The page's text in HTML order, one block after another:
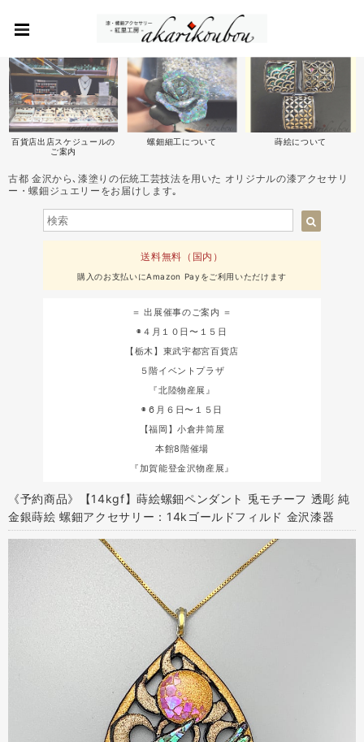
百貨店出店スケジュールの
ご案内
螺鈿細工について 蒔絵について
古都 金沢から､漆塗りの伝統工芸技法を用いた オリジナルの漆アクセサリ
ー・螺鈿ジュエリーをお届けします｡
送料無料（国内）
購入のお支払いにAmazon Payをご利用いただけます
＝ 出展催事のご案内 ＝
◉４月１０日〜１５日
【栃木】東武宇都宮百貨店
５階イベントプラザ
『北陸物産展』
◉６月６日〜１５日
【福岡】小倉井筒屋
本館8階催場
『加賀能登金沢物産展』
《予約商品》【14kgf】蒔絵螺鈿ペンダント 兎モチーフ 透彫 純
金銀蒔絵 螺鈿アクセサリー：14kゴールドフィルド 金沢漆器